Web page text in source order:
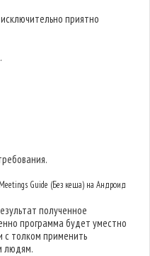
приятно
Guide (Без кеша) на Андроид
полученное
программа будет уместно
с толком применить
людям.